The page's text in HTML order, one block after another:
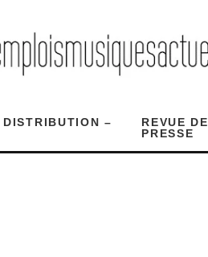
–
REVUE DE
PRESSE